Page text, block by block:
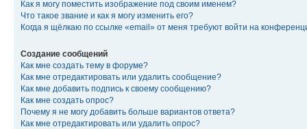
Как я могу поместить изображение под своим именем?
Что такое звание и как я могу изменить его?
Когда я щёлкаю по ссылке «email» от меня требуют войти на
Создание сообщений
Как мне создать тему в форуме?
Как мне отредактировать или удалить сообщение?
Как мне добавить подпись к своему сообщению?
Как мне создать опрос?
Почему я не могу добавить больше вариантов ответа?
Как мне отредактировать или удалить опрос?